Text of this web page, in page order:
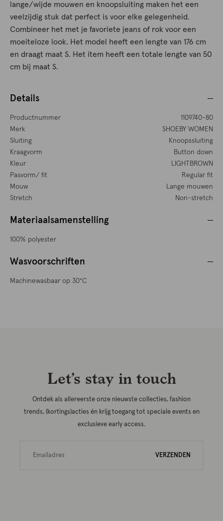
lange/wijde mouwen en knoopsluiting maken het een
veelzijdig stuk dat perfect is voor elke gelegenheid.
Combineer het met je favoriete jeans of rok voor een
moeiteloze look. Het model heeft een lengte van 176 cm
en draagt maat S. Het item heeft een totale lengte van 50
cm bij maat S.
Details
Productnummer
1109740-80
Merk
SHOEBY WOMEN
Sluiting
Knoopssluiting
Kraagvorm
Button down
Kleur
LIGHTBROWN
Pasvorm/ fit
Regular fit
Mouw
Lange mouwen
Stretch
Non-stretch
Materiaalsamenstelling
100% polyester
Wasvoorschriften
Machinewasbaar op 30°C
Let’s stay in touch
Ontdek als allereerste onze nieuwste collecties, fashion
trends, (kortings)acties én krijg toegang tot speciale events en
exclusieve early access.
VERZENDEN